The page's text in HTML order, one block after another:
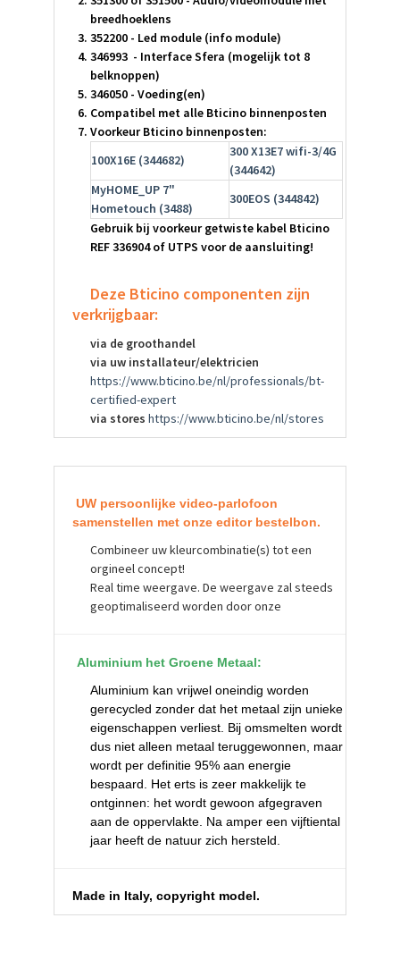
breedhoeklens
352200 - Led module (info module)
346993 - Interface Sfera (mogelijk tot 8
belknoppen)
346050 - Voeding(en)
Compatibel met alle Bticino binnenposten
Voorkeur Bticino binnenposten:
100X16E (344682)
300 X13E7 wifi-3/4G
(344642)
MyHOME_UP 7"
Hometouch (3488)
300EOS (344842)
Gebruik bij voorkeur getwiste kabel Bticino
REF 336904 of UTPS voor de aansluiting!
Deze Bticino componenten zijn
verkrijgbaar:
via de groothandel
via uw installateur/elektricien
https://www.bticino.be/nl/professionals/bt-
certified-expert
via stores https://www.bticino.be/nl/stores
UW persoonlijke video-parlofoon
samenstellen met onze editor bestelbon.
Combineer uw kleurcombinatie(s) tot een
orgineel concept!
Real time weergave. De weergave zal steeds
geoptimaliseerd worden door onze
Aluminium het Groene Metaal:
Aluminium kan vrijwel oneindig worden
gerecycled zonder dat het metaal zijn unieke
eigenschappen verliest. Bij omsmelten wordt
dus niet alleen metaal teruggewonnen, maar
wordt per definitie 95% aan energie
bespaard. Het erts is zeer makkelijk te
ontginnen: het wordt gewoon afgegraven
aan de oppervlakte. Na amper een vijftiental
jaar heeft de natuur zich hersteld.
Made in Italy, copyright model.